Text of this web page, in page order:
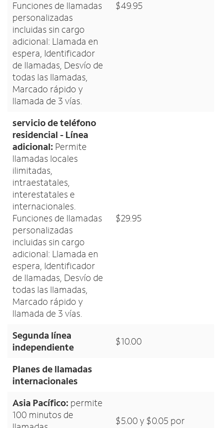
Funciones de llamadas
personalizadas
incluidas sin cargo
adicional: Llamada en
espera, Identificador
de llamadas, Desvío de
todas las llamadas,
Marcado rápido y
llamada de 3 vías.
$49.95
servicio de teléfono
residencial - Línea
adicional: Permite
llamadas locales
ilimitadas,
intraestatales,
interestatales e
internacionales.
Funciones de llamadas
personalizadas
incluidas sin cargo
adicional: Llamada en
espera, Identificador
de llamadas, Desvío de
todas las llamadas,
Marcado rápido y
llamada de 3 vías.
$29.95
Segunda línea
independiente
$10.00
Planes de llamadas
internacionales
Asia Pacífico: permite
100 minutos de
$5.00 y $0.05 por